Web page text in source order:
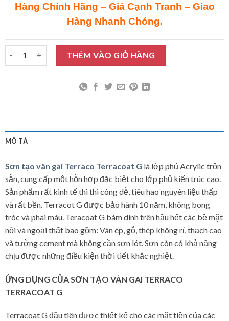
Hàng Chính Hãng – Giá Cạnh Tranh – Giao
Hàng Nhanh Chóng.
Sơn tạo vân gai Terraco Terracoat G 5Kg số lượng
THÊM VÀO GIỎ HÀNG
MÔ TẢ
Sơn tạo vân gai Terraco Terracoat G là lớp phủ Acrylic trộn
sẵn, cung cấp một hỗn hợp đặc biệt cho lớp phủ kiến trúc cao.
Sản phẩm rất kinh tế thì thi công dễ, tiêu hao nguyên liệu thấp
và rất bền. Terracot G được bảo hành 10 năm, không bong
tróc và phai màu. Teracoat G bám dính trên hầu hết các bề mặt
nội và ngoại thất bao gồm: Ván ép, gỗ, thép không rỉ, thạch cao
và tường cement mà không cần sơn lót. Sơn còn có khả năng
chịu được những điều kiện thời tiết khắc nghiệt.
ỨNG DỤNG CỦA SƠN TẠO VÂN GAI TERRACO
TERRACOAT G
Terracoat G đầu tiên được thiết kế cho các mặt tiền của các